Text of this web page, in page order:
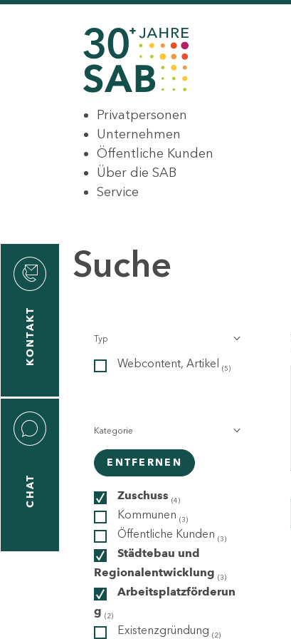
Privatpersonen
Unternehmen
Öffentliche Kunden
Über die SAB
Service
KONTAKT
CHAT
Suche
Typ
Webcontent, Artikel (5)
Kategorie
ENTFERNEN
Zuschuss (4)
Kommunen (3)
Öffentliche Kunden (3)
Städtebau und
Regionalentwicklung (3)
Arbeitsplatzförderun
g (2)
Existenzgründung (2)